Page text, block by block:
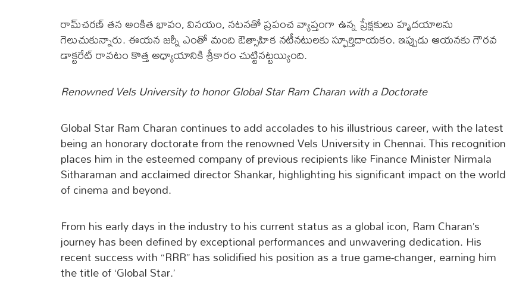
రామ్‌చ‌ర‌ణ్ త‌న అంకిత భావం, విన‌యం, న‌ట‌న‌తో ప్ర‌పంచ వ్యాప్తంగా ఉన్న ప్రేక్ష‌కులు హృద‌యాల‌ను
గెలుచుకున్నారు. ఈయ‌న జర్నీ ఎంతో మంది ఔత్సాహిక న‌టీన‌టుల‌కు స్ఫూర్తిదాయ‌కం. ఇప్పుడు ఆయ‌న‌కు గౌర‌వ
డాక్ట‌రేట్ రావ‌టం కొత్త అధ్యాయానికి శ్రీకారం చుట్టిన‌ట్ట‌య్యింది.
Renowned Vels University to honor Global Star Ram Charan with a Doctorate
Global Star Ram Charan continues to add accolades to his illustrious career, with the latest
being an honorary doctorate from the renowned Vels University in Chennai. This recognition
places him in the esteemed company of previous recipients like Finance Minister Nirmala
Sitharaman and acclaimed director Shankar, highlighting his significant impact on the world
of cinema and beyond.
From his early days in the industry to his current status as a global icon, Ram Charan’s
journey has been defined by exceptional performances and unwavering dedication. His
recent success with “RRR” has solidified his position as a true game-changer, earning him
the title of ‘Global Star.’